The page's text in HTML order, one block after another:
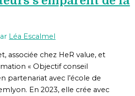
Léa Escalmel
associée chez HeR value, et
« Objectif conseil
partenariat avec l’école de
En 2023, elle crée avec